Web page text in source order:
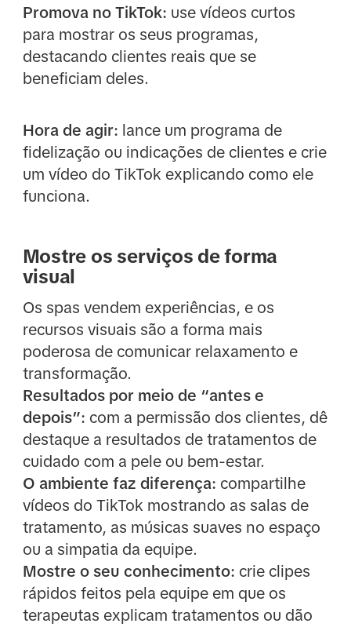
Promova no TikTok: use vídeos curtos
para mostrar os seus programas,
destacando clientes reais que se
beneficiam deles.
Hora de agir: lance um programa de
fidelização ou indicações de clientes e crie
um vídeo do TikTok explicando como ele
funciona.
Mostre os serviços de forma
visual
Os spas vendem experiências, e os
recursos visuais são a forma mais
poderosa de comunicar relaxamento e
transformação.
Resultados por meio de “antes e
depois”: com a permissão dos clientes, dê
destaque a resultados de tratamentos de
cuidado com a pele ou bem-estar.
O ambiente faz diferença: compartilhe
vídeos do TikTok mostrando as salas de
tratamento, as músicas suaves no espaço
ou a simpatia da equipe.
Mostre o seu conhecimento: crie clipes
rápidos feitos pela equipe em que os
terapeutas explicam tratamentos ou dão